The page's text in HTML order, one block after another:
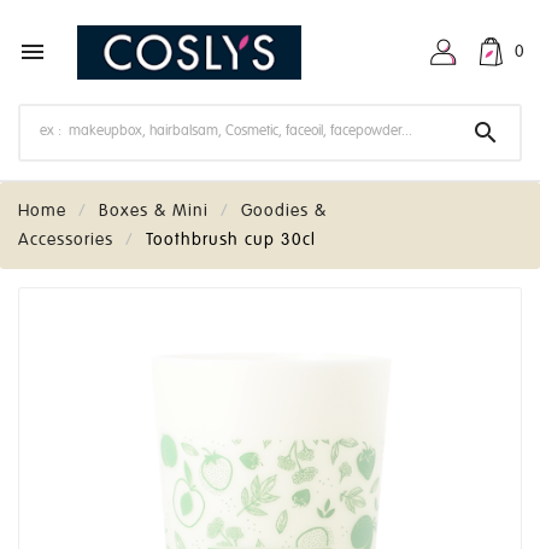
 0

Home Boxes & Mini
Goodies &
Accessories
Toothbrush cup 30cl